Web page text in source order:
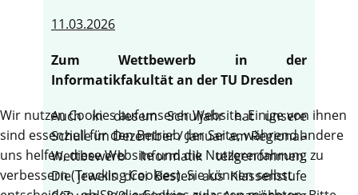
11.03.2026
Zum Wettbewerb in der
Informatikfakultät an der TU Dresden
Auch in diesem Schuljahr hat unsere
Schule im Dezember / Januar am Regional-
Wettbewerb Informatik teilgenommen.
Die jeweils drei Besten aus Klassenstufe
Wir nutzen Cookies auf unserer Website. Einige von ihnen
sind essenziell für den Betrieb der Seite, während andere
uns helfen, diese Website und die Nutzererfahrung zu
verbessern (Tracking Cookies). Sie können selbst